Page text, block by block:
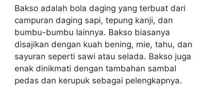
Bakso adalah bola daging yang terbuat dari
campuran daging sapi, tepung kanji, dan
bumbu-bumbu lainnya. Bakso biasanya
disajikan dengan kuah bening, mie, tahu, dan
sayuran seperti sawi atau selada. Bakso juga
enak dinikmati dengan tambahan sambal
pedas dan kerupuk sebagai pelengkapnya.